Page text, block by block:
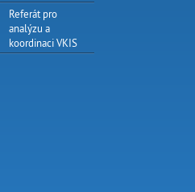
Referát pro
analýzu a
koordinaci VKIS